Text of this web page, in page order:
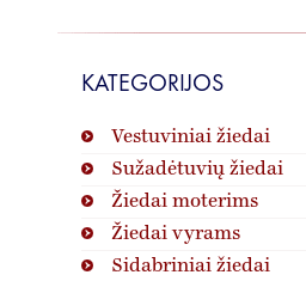
KATEGORIJOS
Vestuviniai žiedai
Sužadėtuvių žiedai
Žiedai moterims
Žiedai vyrams
Sidabriniai žiedai